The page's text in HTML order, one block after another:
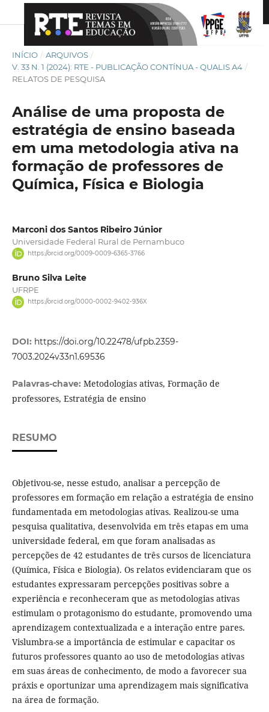
INÍCIO / ARQUIVOS /
V. 33 N. 1 (2024): RTE - PUBLICAÇÃO CONTÍNUA - QUALIS A4 /
RELATOS DE PESQUISA
Análise de uma proposta de
estratégia de ensino baseada
em uma metodologia ativa na
formação de professores de
Química, Física e Biologia
Marconi dos Santos Ribeiro Júnior
Universidade Federal Rural de Pernambuco
https://orcid.org/0009-0009-6365-3766
Bruno Silva Leite
UFRPE
https://orcid.org/0000-0002-9402-936X
DOI: https://doi.org/10.22478/ufpb.2359-
7003.2024v33n1.69536
Palavras-chave: Metodologias ativas, Formação de
professores, Estratégia de ensino
RESUMO
Objetivou-se, nesse estudo, analisar a percepção de
professores em formação em relação a estratégia de ensino
fundamentada em metodologias ativas. Realizou-se uma
pesquisa qualitativa, desenvolvida em três etapas em uma
universidade federal, em que foram analisadas as
percepções de 42 estudantes de três cursos de licenciatura
(Química, Física e Biologia). Os relatos evidenciaram que os
estudantes expressaram percepções positivas sobre a
experiência e reconheceram que as metodologias ativas
estimulam o protagonismo do estudante, promovendo uma
aprendizagem contextualizada e a interação entre pares.
Vislumbra-se a importância de estimular e capacitar os
futuros professores quanto ao uso de metodologias ativas
em suas áreas de conhecimento, de modo a favorecer sua
práxis e oportunizar uma aprendizagem mais significativa
na área de formação.